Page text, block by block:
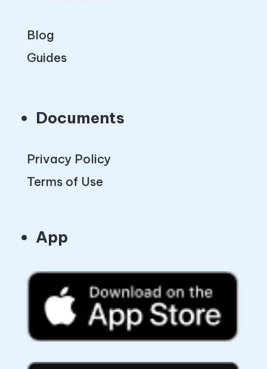
Blog
Privacy Policy